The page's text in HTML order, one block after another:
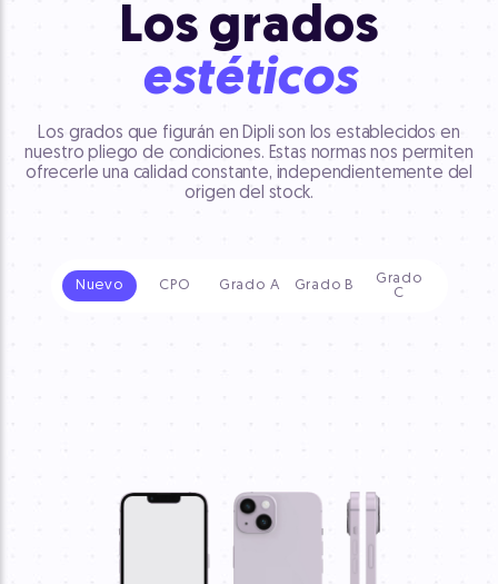
Los grados
estéticos
Los grados que figurán en Dipli son los establecidos en
nuestro pliego de condiciones. Estas normas nos permiten
ofrecerle una calidad constante, independientemente del
origen del stock.
Nuevo CPO Grado A Grado B
Grado
C